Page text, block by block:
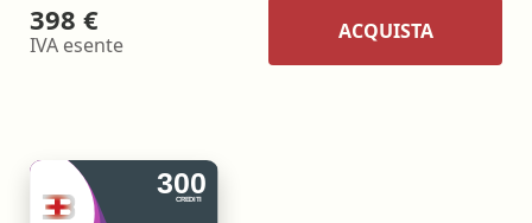
398 €
IVA esente
ACQUISTA